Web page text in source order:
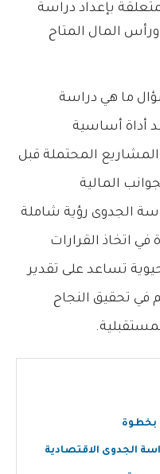
بإعداد دراسة
المال المتاح
ما هي دراسة
أداة أساسية
المحتملة قبل
المالية
الجدوى رؤية شاملة
اتخاذ القرارات
تساعد على تقدير
في تحقيق النجاح
بخطوة